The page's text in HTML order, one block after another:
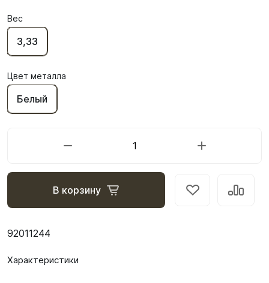
Вес
3,33
Цвет металла
Белый
В корзину
92011244
Характеристики